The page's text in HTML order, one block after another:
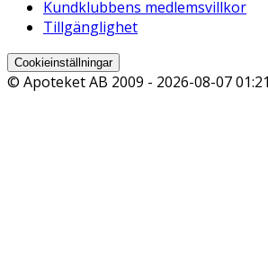
Kundklubbens medlemsvillkor
Tillgänglighet
Cookieinställningar
© Apoteket AB 2009 - 2026-08-07